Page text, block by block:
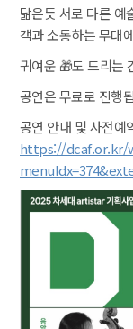
닮은듯 서로 다른 예
객과 소통하는 무대
귀여운 🎁도 드리는
공연은 무료로 진행
공연 안내 및 사전예
https://dcaf.or.kr/